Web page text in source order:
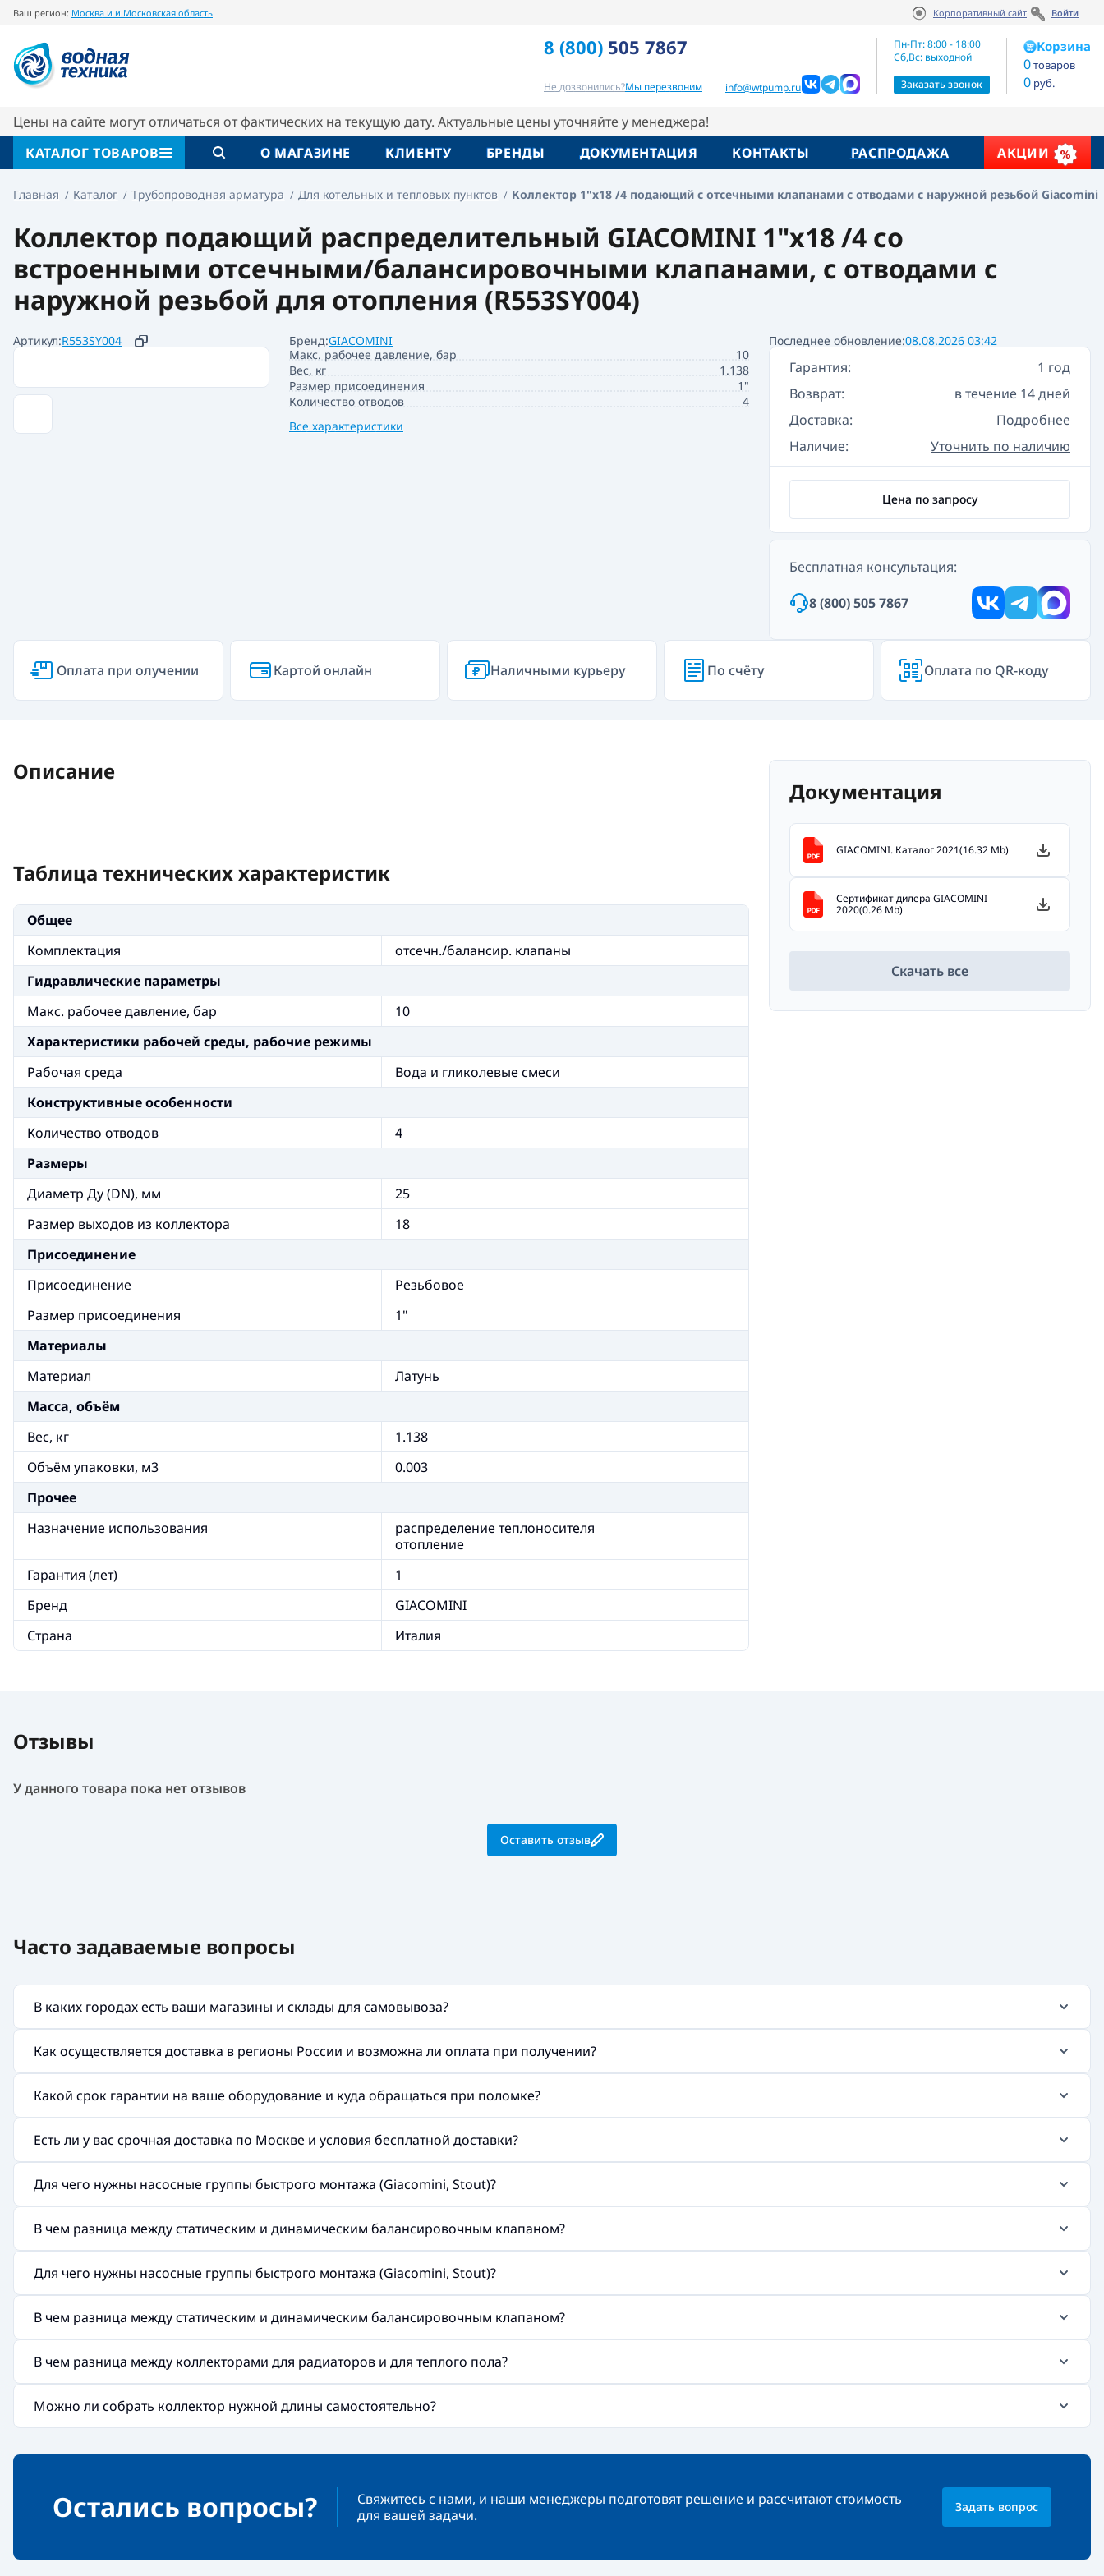
Ваш регион: Москва и и Московская область Корпоративный сайт Войти
8 (800) 505 7867
Не дозвонились?Мы перезвоним info@wtpump.ru
Пн-Пт: 8:00 - 18:00
Сб,Вс: выходной
Заказать звонок
Корзина
0товаров
0 руб.
Цены на сайте могут отличаться от фактических на текущую дату. Актуальные цены уточняйте у менеджера!
КАТАЛОГ ТОВАРОВ
О МАГАЗИНЕ КЛИЕНТУ БРЕНДЫ ДОКУМЕНТАЦИЯ КОНТАКТЫ РАСПРОДАЖА АКЦИИ
Главная Каталог Трубопроводная арматура Для котельных и тепловых пунктов Коллектор 1"x18 /4 подающий с отсечными клапанами с отводами с наружной резьбой Giacomini
Коллектор подающий распределительный GIACOMINI 1"x18 /4 сo
встроенными отсечными/балансировочными клапанами, с отводами с
наружной резьбой для отопления (R553SY004)
Артикул:R553SY004 Бренд:GIACOMINI Последнее обновление:08.08.2026 03:42
Макс. рабочее давление, бар
10
Вес, кг
1.138
Размер присоединения
1"
Количество отводов
4
Все характеристики
Гарантия:
1 год
Возврат:
в течение 14 дней
Доставка:
Подробнее
Наличие:
Уточнить по наличию
Цена по запросу
Бесплатная консультация:
8 (800) 505 7867
Оплата при олучении Картой онлайн Наличными курьеру По счёту Оплата по QR-коду
Вопрос-ответ Похожие товары
Описание
Таблица технических характеристик
Общее
Комплектация
отсечн./балансир. клапаны
Гидравлические параметры
Макс. рабочее давление, бар
10
Xарактеристики рабочей среды, рабочие режимы
Рабочая среда
Вода и гликолевые смеси
Конструктивные особенности
Количество отводов
4
Размеры
Диаметр Ду (DN), мм
25
Размер выходов из коллектора
18
Присоединение
Присоединение
Резьбовое
Размер присоединения
1"
Материалы
Материал
Латунь
Масса, объём
Вес, кг
1.138
Объём упаковки, м3
0.003
Прочее
Назначение использования
распределение теплоносителя
отопление
Гарантия (лет)
1
Бренд
GIACOMINI
Страна
Италия
Документация
GIACOMINI. Каталог 2021(16.32 Mb)
Сертификат дилера GIACOMINI
2020(0.26 Mb)
Скачать все
Отзывы
У данного товара пока нет отзывов
Оставить отзыв
Часто задаваемые вопросы
В каких городах есть ваши магазины и склады для самовывоза?
Как осуществляется доставка в регионы России и возможна ли оплата при получении?
Какой срок гарантии на ваше оборудование и куда обращаться при поломке?
Есть ли у вас срочная доставка по Москве и условия бесплатной доставки?
Для чего нужны насосные группы быстрого монтажа (Giacomini, Stout)?
В чем разница между статическим и динамическим балансировочным клапаном?
Для чего нужны насосные группы быстрого монтажа (Giacomini, Stout)?
В чем разница между статическим и динамическим балансировочным клапаном?
В чем разница между коллекторами для радиаторов и для теплого пола?
Можно ли собрать коллектор нужной длины самостоятельно?
Остались вопросы?
Свяжитесь с нами, и наши менеджеры подготовят решение и рассчитают стоимость
для вашей задачи.
Задать вопрос